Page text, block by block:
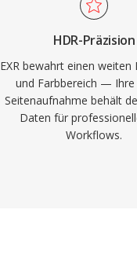
HDR-Präzision
EXR bewahrt einen weiten
und Farbbereich — Ihre
Seitenaufnahme behält
Daten für
Workflows.